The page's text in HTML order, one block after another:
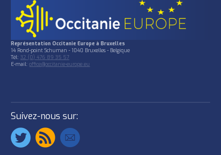
Représentation Occitanie Europe à Bruxelles
14 Rond-point Schuman - 1040 Bruxelles - Belgique
Tél:32 (0) 476 89 35 57
E-mail:office@occitanie-europe.eu
Suivez-nous sur: